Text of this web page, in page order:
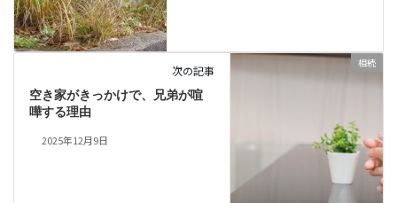
相続
次の記事
空き家がきっかけで、兄弟が喧
嘩する理由
2025年12月9日